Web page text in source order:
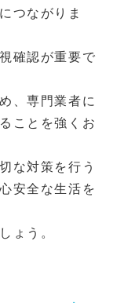
つながりま
確認が重要で
、専門業者に
ことを強くお
な対策を行う
安全な生活を
ょう。